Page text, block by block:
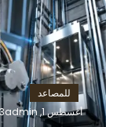
للمصاعد
أغسطس 1, 2023
admin